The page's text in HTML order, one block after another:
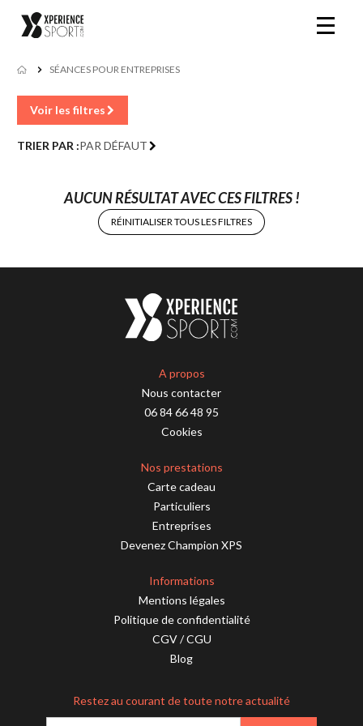
SÉANCES POUR ENTREPRISES
Voir les filtres
TRIER PAR :PAR DÉFAUT
AUCUN RÉSULTAT AVEC CES FILTRES !
RÉINITIALISER TOUS LES FILTRES
A propos
Nous contacter
06 84 66 48 95
Cookies
Nos prestations
Carte cadeau
Particuliers
Entreprises
Devenez Champion XPS
Informations
Mentions légales
Politique de confidentialité
CGV/CGU
Blog
Restez au courant de toute notre actualité